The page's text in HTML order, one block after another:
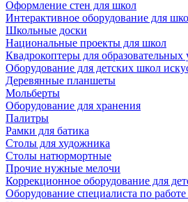
Оформление стен для школ
Интерактивное оборудование для
Школьные доски
Национальные проекты для школ
Квадрокоптеры для
Оборудование для детских школ
Деревянные планшеты
Мольберты
Оборудование для хранения
Палитры
Рамки для батика
Столы для художника
Столы натюрмортные
Прочие нужные мелочи
Коррекционное оборудование для
Оборудование специалиста по